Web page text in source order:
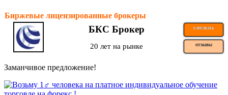
Биржевые лицензированные брокеры
БКС Брокер ТОРГОВАТЬ
20 лет на рынке ОТЗЫВЫ
Заманчивое предложение!